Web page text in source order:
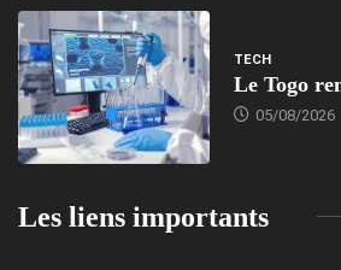
TECH
Le Togo
05/08/2026
Les liens importants